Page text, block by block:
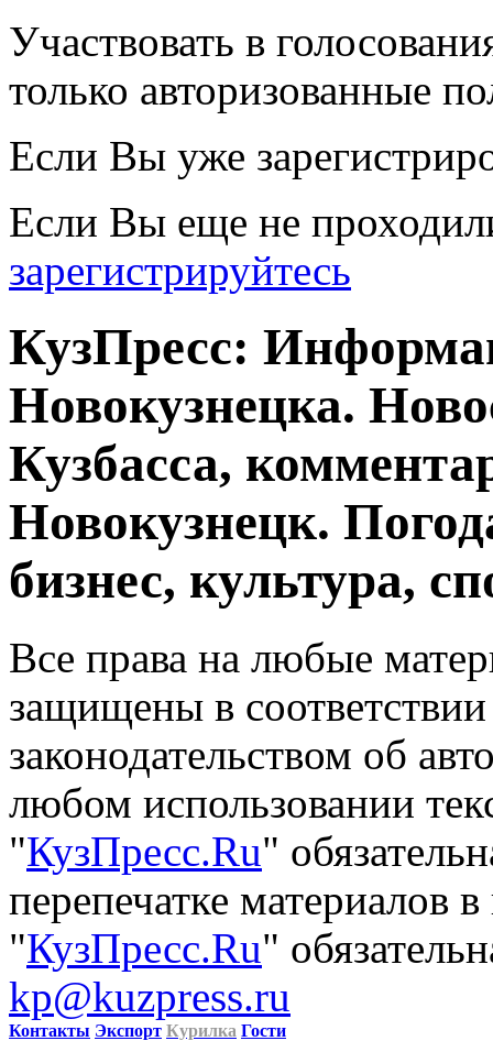
Участвовать в
только авторизованные
Если Вы уже
Если Вы еще не
зарегистрируйтесь
КузПресс:
Новокузнецка.
Кузбасса,
Новокузнецк.
бизнес, культура,
Все права на любые
защищены в
законодательством об
любом использовании
"КузПресс.Ru"
перепечатке материалов
"КузПресс.Ru"
kp@kuzpress.ru
Контакты Экспорт Курилка Гости